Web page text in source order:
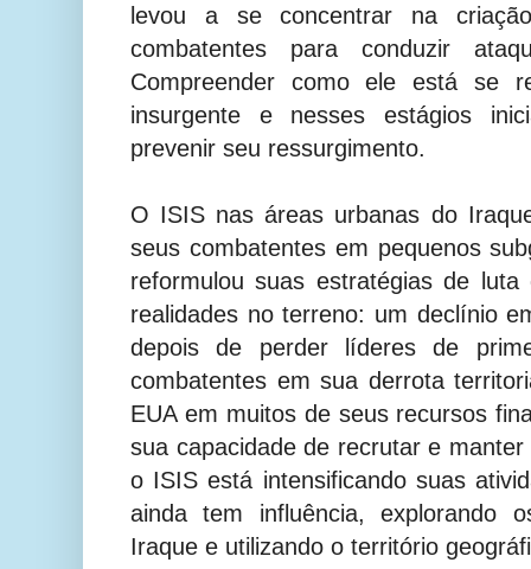
levou a se concentrar na
combatentes para conduzir
Compreender como ele está se
insurgente e nesses estágios
prevenir seu ressurgimento.
O ISIS nas áreas urbanas do
seus combatentes em pequenos
reformulou suas estratégias de
realidades no terreno: um declínio
depois de perder líderes de
combatentes em sua derrota
EUA em muitos de seus recursos
sua capacidade de recrutar e
o ISIS está intensificando suas
ainda tem influência, explorando
Iraque e utilizando o território